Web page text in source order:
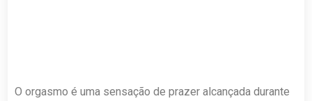
O orgasmo é uma sensação de prazer alcançada durante